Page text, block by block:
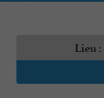
Lieu :